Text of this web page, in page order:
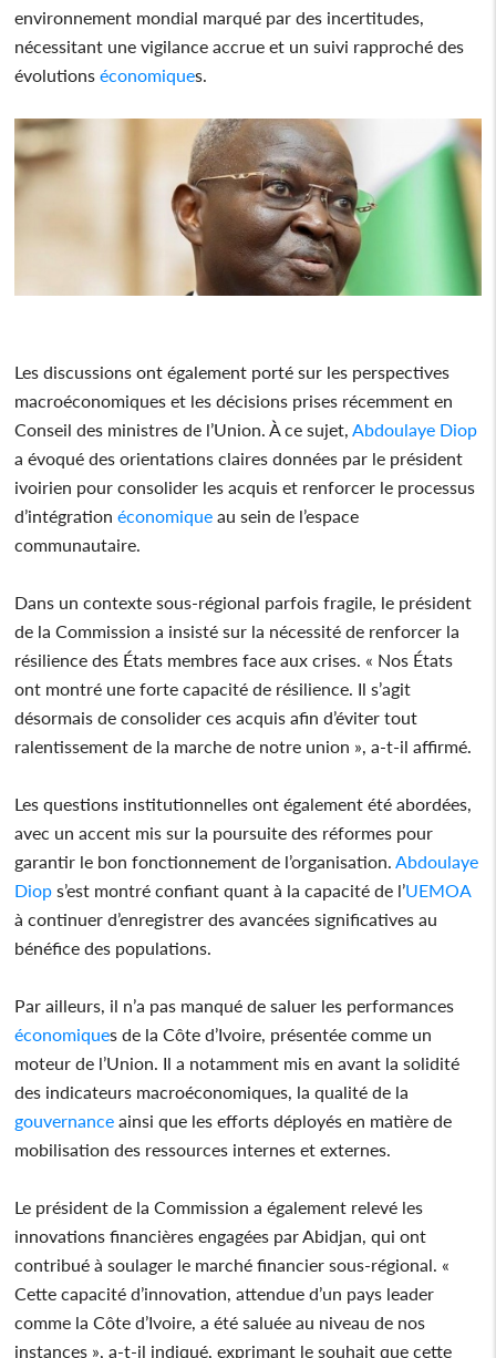
environnement mondial marqué par des incertitudes,
nécessitant une vigilance accrue et un suivi rapproché des
évolutions économiques.
Les discussions ont également porté sur les perspectives
macroéconomiques et les décisions prises récemment en
Conseil des ministres de l’Union. À ce sujet, Abdoulaye Diop
a évoqué des orientations claires données par le président
ivoirien pour consolider les acquis et renforcer le processus
d’intégration économique au sein de l’espace
communautaire.
Dans un contexte sous-régional parfois fragile, le président
de la Commission a insisté sur la nécessité de renforcer la
résilience des États membres face aux crises. « Nos États
ont montré une forte capacité de résilience. Il s’agit
désormais de consolider ces acquis afin d’éviter tout
ralentissement de la marche de notre union », a-t-il affirmé.
Les questions institutionnelles ont également été abordées,
avec un accent mis sur la poursuite des réformes pour
garantir le bon fonctionnement de l’organisation. Abdoulaye
Diop s’est montré confiant quant à la capacité de l’UEMOA
à continuer d’enregistrer des avancées significatives au
bénéfice des populations.
Par ailleurs, il n’a pas manqué de saluer les performances
économiques de la Côte d’Ivoire, présentée comme un
moteur de l’Union. Il a notamment mis en avant la solidité
des indicateurs macroéconomiques, la qualité de la
gouvernance ainsi que les efforts déployés en matière de
mobilisation des ressources internes et externes.
Le président de la Commission a également relevé les
innovations financières engagées par Abidjan, qui ont
contribué à soulager le marché financier sous-régional. «
Cette capacité d’innovation, attendue d’un pays leader
comme la Côte d’Ivoire, a été saluée au niveau de nos
instances », a-t-il indiqué, exprimant le souhait que cette